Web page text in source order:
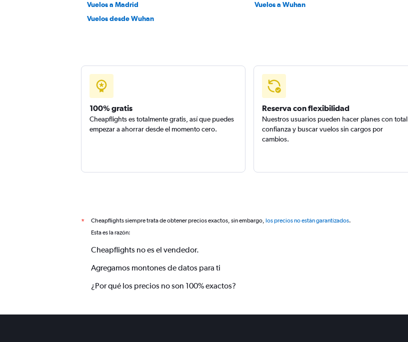
Vuelos a Madrid Vuelos a Wuhan
Vuelos desde Wuhan
100% gratis
Cheapflights es totalmente gratis, así que puedes
empezar a ahorrar desde el momento cero.
Reserva con flexibilidad
Nuestros usuarios pueden hacer planes con total
confianza y buscar vuelos sin cargos por
cambios.
* Cheapflights siempre trata de obtener precios exactos, sin embargo, los precios no están garantizados.
Esta es la razón:
Cheapflights no es el vendedor.
Agregamos montones de datos para ti
¿Por qué los precios no son 100% exactos?